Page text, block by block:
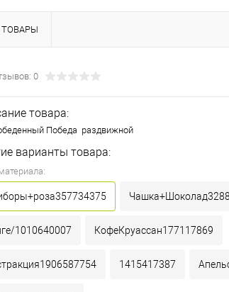
0
товара:
Победа раздвижной
варианты товара:
1010640007 КофеКруассан177117869
1415417387